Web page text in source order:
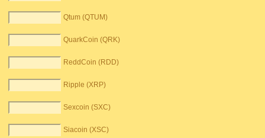
Qtum (QTUM)
QuarkCoin (QRK)
ReddCoin (RDD)
Ripple (XRP)
Sexcoin (SXC)
Siacoin (XSC)